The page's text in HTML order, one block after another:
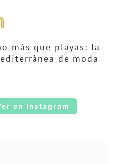
más que playas: la
de moda
en Instagram